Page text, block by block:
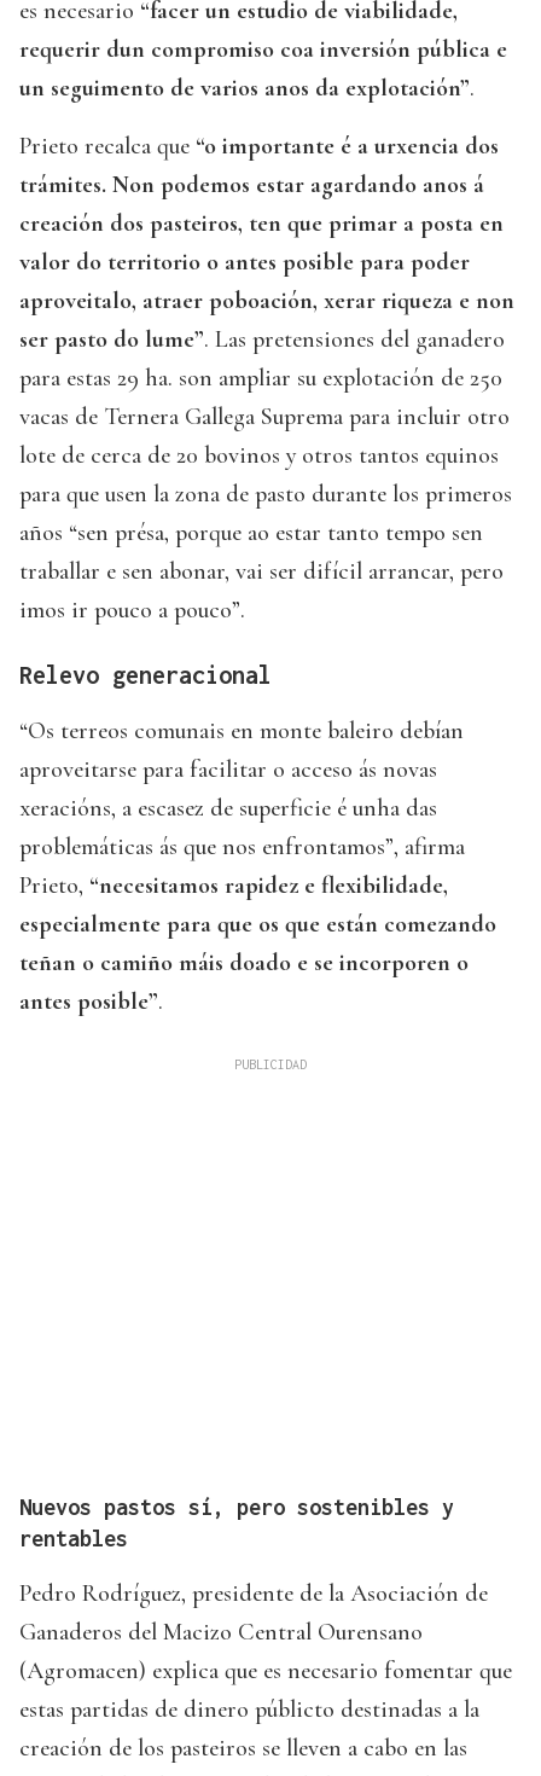
es necesario “facer un estudio de viabilidade,
requerir dun compromiso coa inversión pública e
un seguimento de varios anos da explotación”.
Prieto recalca que “o importante é a urxencia dos
trámites. Non podemos estar agardando anos á
creación dos pasteiros, ten que primar a posta en
valor do territorio o antes posible para poder
aproveitalo, atraer poboación, xerar riqueza e non
ser pasto do lume”. Las pretensiones del ganadero
para estas 29 ha. son ampliar su explotación de 250
vacas de Ternera Gallega Suprema para incluir otro
lote de cerca de 20 bovinos y otros tantos equinos
para que usen la zona de pasto durante los primeros
años “sen présa, porque ao estar tanto tempo sen
traballar e sen abonar, vai ser difícil arrancar, pero
imos ir pouco a pouco”.
Relevo generacional
“Os terreos comunais en monte baleiro debían
aproveitarse para facilitar o acceso ás novas
xeracións, a escasez de superficie é unha das
problemáticas ás que nos enfrontamos”, afirma
Prieto, “necesitamos rapidez e flexibilidade,
especialmente para que os que están comezando
teñan o camiño máis doado e se incorporen o
antes posible”.
Nuevos pastos sí, pero sostenibles y
rentables
Pedro Rodríguez, presidente de la Asociación de
Ganaderos del Macizo Central Ourensano
(Agromacen) explica que es necesario fomentar que
estas partidas de dinero públicto destinadas a la
creación de los pasteiros se lleven a cabo en las